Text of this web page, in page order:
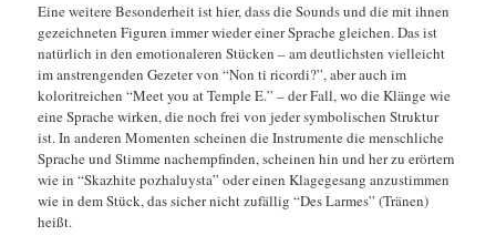
Eine weitere Besonderheit ist hier, dass die Sounds und die mit ihnen
gezeichneten Figuren immer wieder einer Sprache gleichen. Das ist
natürlich in den emotionaleren Stücken – am deutlichsten vielleicht
im anstrengenden Gezeter von “Non ti ricordi?”, aber auch im
koloritreichen “Meet you at Temple E.” – der Fall, wo die Klänge wie
eine Sprache wirken, die noch frei von jeder symbolischen Struktur
ist. In anderen Momenten scheinen die Instrumente die menschliche
Sprache und Stimme nachempfinden, scheinen hin und her zu erörtern
wie in “Skazhite pozhaluysta” oder einen Klagegesang anzustimmen
wie in dem Stück, das sicher nicht zufällig “Des Larmes” (Tränen)
heißt.